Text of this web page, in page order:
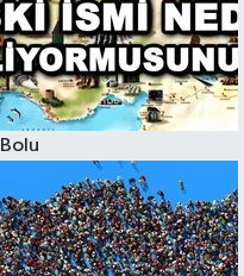
Bolu